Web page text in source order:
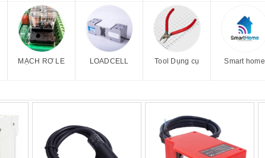
MẠCH RƠ LE LOADCELL Tool Dụng cụ Smart home
Mua hàng Mua hàng